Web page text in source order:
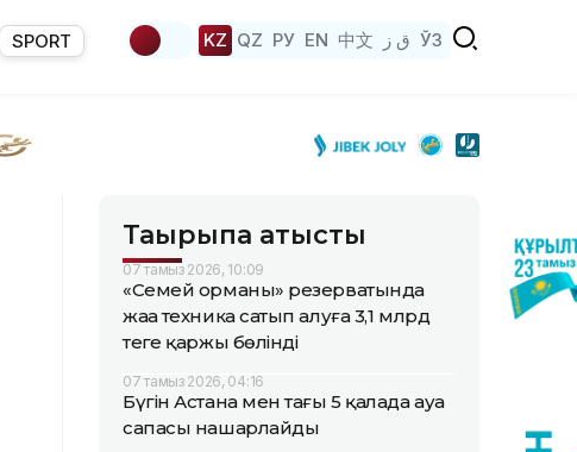
SPORT KZ QZ РУ EN 中文 ق ز ЎЗ
Тақырыпқа қатысты
07 тамыз 2026, 10:09
«Семей орманы» резерватында
жаңа техника сатып алуға 3,1 млрд
теңге қаржы бөлінді
07 тамыз 2026, 04:16
Бүгін Астана мен тағы 5 қалада ауа
сапасы нашарлайды